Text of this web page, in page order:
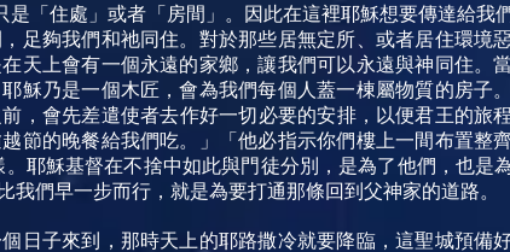
是「住處」或者「房間」。因此在這裡耶穌想要傳達給我
足夠我們和祂同住。對於那些居無定所、或者居住環境
天上會有一個永遠的家鄉，讓我們可以永遠與神同住。
穌乃是一個木匠，會為我們每個人蓋一棟屬物質的房子
，會先差遣使者去作好一切必要的安排，以便君王的旅
節的晚餐給我們吃。」「他必指示你們樓上一間布置整
耶穌基督在不捨中如此與門徒分別，是為了他們，也是
們早一步而行，就是為要打通那條回到父神家的道路。
日子來到，那時天上的耶路撒冷就要降臨，這聖城預備